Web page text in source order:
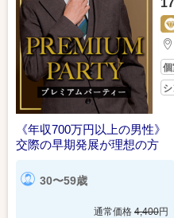
《年収700万円以上の男性》
交際の早期発展が理想の方
30〜59歳
通常価格 4,400円